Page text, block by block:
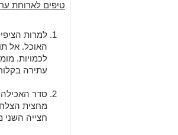
טיפים לארוחת
למרות
האוכל. אל
לכמויות.
עתירה
סדר האכילה
מחצית
חצייה השני